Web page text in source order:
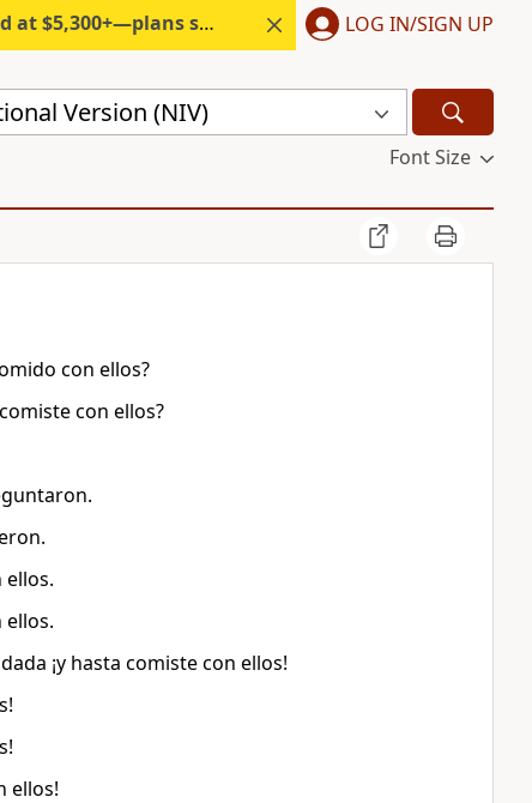
start under $6/month. LOG IN/SIGN UP
Version (NIV)
Font Size
con ellos?
con ellos?
¡y hasta comiste con ellos!
ellos!